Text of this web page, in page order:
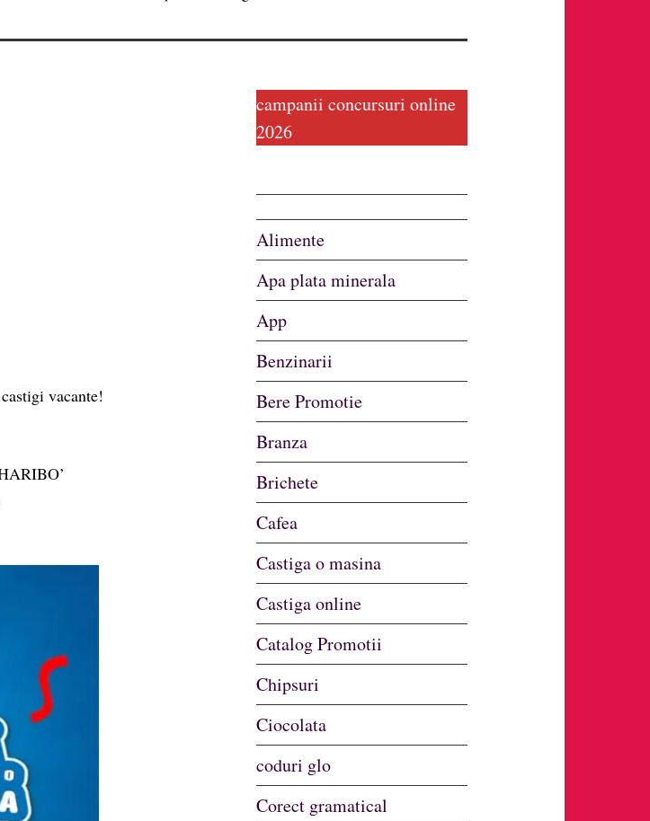
vacante!
campanii concursuri online
2026
Alimente
Apa plata minerala
App
Benzinarii
Bere Promotie
Branza
Brichete
Cafea
Castiga o masina
Castiga online
Catalog Promotii
Chipsuri
Ciocolata
coduri glo
Corect gramatical